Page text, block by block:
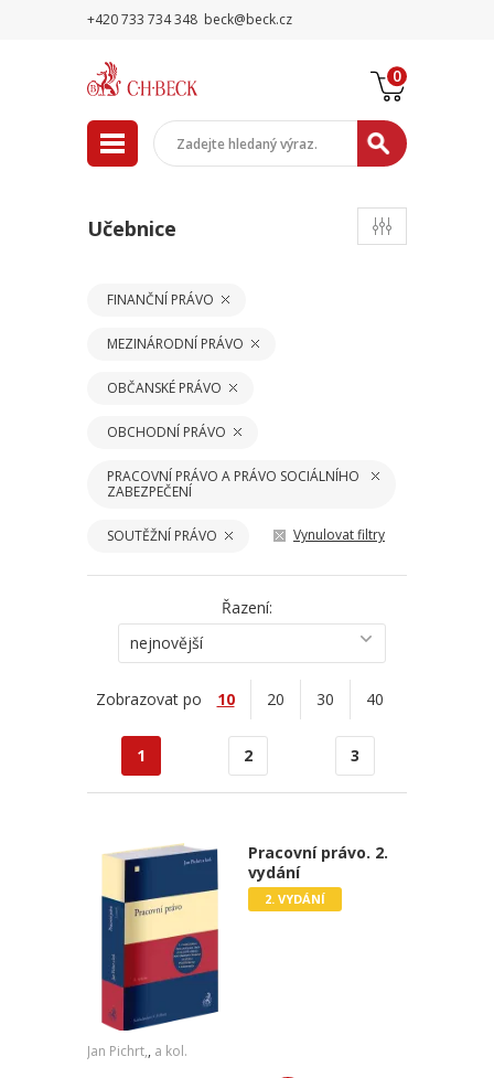
+420 733 734 348 beck@beck.cz
0
Učebnice
FINANČNÍ PRÁVO
MEZINÁRODNÍ PRÁVO
OBČANSKÉ PRÁVO
OBCHODNÍ PRÁVO
PRACOVNÍ PRÁVO A PRÁVO SOCIÁLNÍHO
ZABEZPEČENÍ
SOUTĚŽNÍ PRÁVO Vynulovat filtry
Řazení:
nejnovější
Zobrazovat po 10 20 30 40
1 2 3
Pracovní právo. 2.
vydání
2. VYDÁNÍ
Jan Pichrt,, a kol.